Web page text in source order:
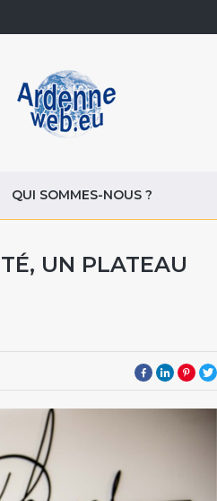
QUI SOMMES-NOUS ?
UN PLATEAU